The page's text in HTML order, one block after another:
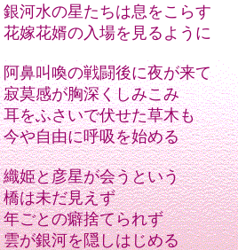
銀河水の星たちは息をこらす
花嫁花婿の入場を見るように
阿鼻叫喚の戦闘後に夜が来て
寂莫感が胸深くしみこみ
耳をふさいで伏せた草木も
今や自由に呼吸を始める
織姫と彦星が会うという
橋は未だ見えず
年ごとの癖捨てられず
雲が銀河を隠しはじめる